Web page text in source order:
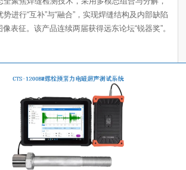
表征。该产品连续两届获得远东论坛“锐器奖”。